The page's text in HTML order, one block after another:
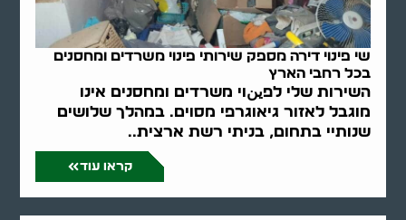
שי פינוי דירה מספק שירותי פינוי משרדים ומחסנים
בכל רחבי הארץ
השירות שלי לפينוי משרדים ומחסנים אינו
מוגבל לאזור גיאוגרפי מסוים. במהלך שלושים
שנותיי בתחום, בניתי רשת ארצית..
קראו עוד